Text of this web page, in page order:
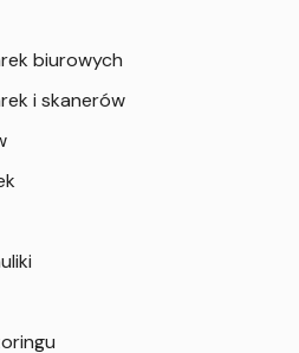
biurowych
i skanerów